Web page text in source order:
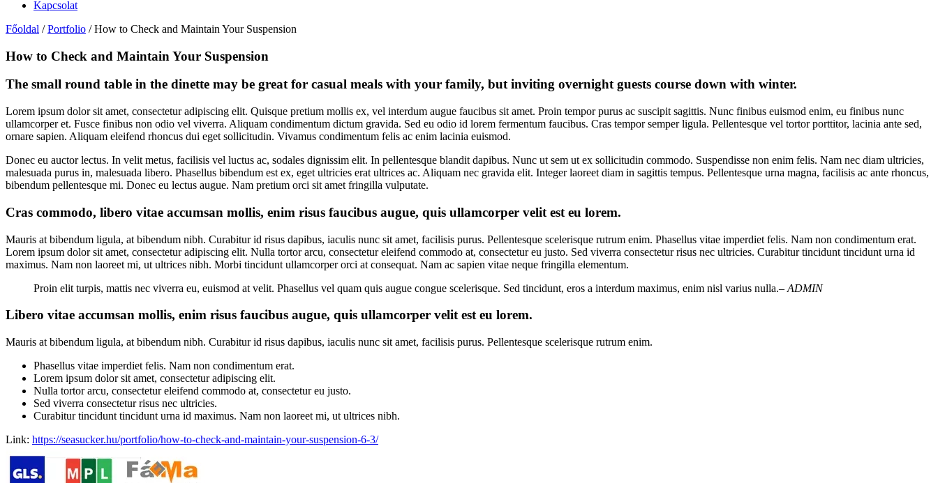
Kapcsolat
Főoldal / Portfolio / How to Check and Maintain Your Suspension
How to Check and Maintain Your Suspension
The small round table in the dinette may be great for casual meals with your family, but inviting overnight guests course down with winter.
Lorem ipsum dolor sit amet, consectetur adipiscing elit. Quisque pretium mollis ex, vel interdum augue faucibus sit amet. Proin tempor purus ac suscipit sagittis. Nunc finibus euismod enim, eu finibus nunc
ullamcorper et. Fusce finibus non odio vel viverra. Aliquam condimentum dictum gravida. Sed eu odio id lorem fermentum faucibus. Cras tempor semper ligula. Pellentesque vel tortor porttitor, lacinia ante sed,
ornare sapien. Aliquam eleifend rhoncus dui eget sollicitudin. Vivamus condimentum felis ac enim lacinia euismod.
Donec eu auctor lectus. In velit metus, facilisis vel luctus ac, sodales dignissim elit. In pellentesque blandit dapibus. Nunc ut sem ut ex sollicitudin commodo. Suspendisse non enim felis. Nam nec diam ultricies,
malesuada purus in, malesuada libero. Phasellus bibendum est ex, eget ultricies erat ultrices ac. Aliquam nec gravida elit. Integer laoreet diam in sagittis tempus. Pellentesque urna magna, facilisis ac ante rhoncus,
bibendum pellentesque mi. Donec eu lectus augue. Nam pretium orci sit amet fringilla vulputate.
Cras commodo, libero vitae accumsan mollis, enim risus faucibus augue, quis ullamcorper velit est eu lorem.
Mauris at bibendum ligula, at bibendum nibh. Curabitur id risus dapibus, iaculis nunc sit amet, facilisis purus. Pellentesque scelerisque rutrum enim. Phasellus vitae imperdiet felis. Nam non condimentum erat.
Lorem ipsum dolor sit amet, consectetur adipiscing elit. Nulla tortor arcu, consectetur eleifend commodo at, consectetur eu justo. Sed viverra consectetur risus nec ultricies. Curabitur tincidunt tincidunt urna id
maximus. Nam non laoreet mi, ut ultrices nibh. Morbi tincidunt ullamcorper orci at consequat. Nam ac sapien vitae neque fringilla elementum.
Proin elit turpis, mattis nec viverra eu, euismod at velit. Phasellus vel quam quis augue congue scelerisque. Sed tincidunt, eros a interdum maximus, enim nisl varius nulla.– ADMIN
Libero vitae accumsan mollis, enim risus faucibus augue, quis ullamcorper velit est eu lorem.
Mauris at bibendum ligula, at bibendum nibh. Curabitur id risus dapibus, iaculis nunc sit amet, facilisis purus. Pellentesque scelerisque rutrum enim.
Phasellus vitae imperdiet felis. Nam non condimentum erat.
Lorem ipsum dolor sit amet, consectetur adipiscing elit.
Nulla tortor arcu, consectetur eleifend commodo at, consectetur eu justo.
Sed viverra consectetur risus nec ultricies.
Curabitur tincidunt tincidunt urna id maximus. Nam non laoreet mi, ut ultrices nibh.
Link: https://seasucker.hu/portfolio/how-to-check-and-maintain-your-suspension-6-3/